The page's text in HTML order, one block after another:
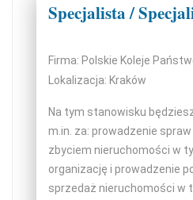
Firma: Polskie Koleje
Lokalizacja: Kraków
Na tym stanowisku
m.in. za: prowadzenie
zbyciem nieruchomości w
organizację i prowadzenie
sprzedaż nieruchomości w